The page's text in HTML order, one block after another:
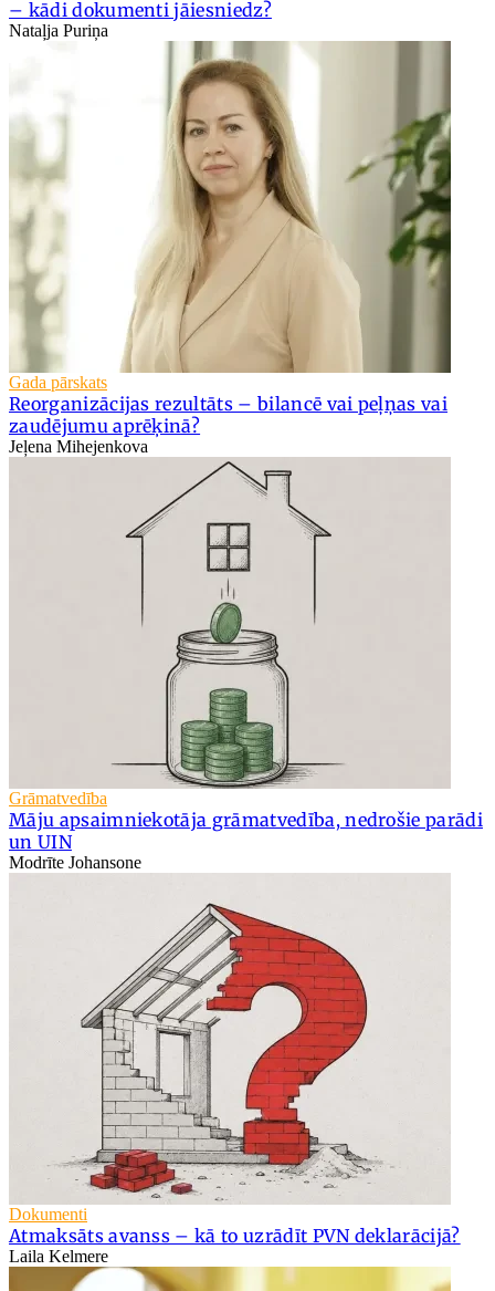
– kādi dokumenti jāiesniedz?
Nataļja Puriņa
Gada pārskats
Reorganizācijas rezultāts – bilancē vai peļņas vai
zaudējumu aprēķinā?
Jeļena Mihejenkova
Grāmatvedība
Māju apsaimniekotāja grāmatvedība, nedrošie parādi
un UIN
Modrīte Johansone
Dokumenti
Atmaksāts avanss – kā to uzrādīt PVN deklarācijā?
Laila Kelmere